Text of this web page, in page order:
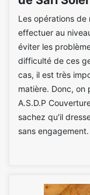
Les opérations
effectuer au
éviter les
difficulté de ces
cas, il est très
matière. Donc, on
A.S.D.P
sachez qu'il
sans engagement.